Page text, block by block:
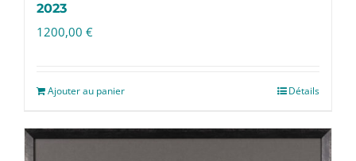
2023
1200,00 €
Ajouter au panier Détails